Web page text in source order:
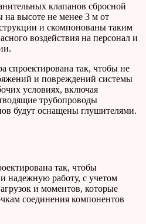
клапанов сбросной
на высоте не менее 3 м от
и скомпонованы таким
воздействия на персонал и
спроектирована так, чтобы не
и повреждений системы
условиях, включая
трубопроводы
будут оснащены глушителями.
так, чтобы
надежную работу, с учетом
и моментов, которые
соединения компонентов